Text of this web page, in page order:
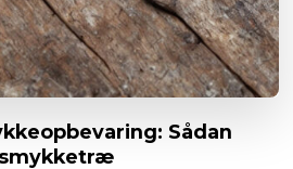
Sådan